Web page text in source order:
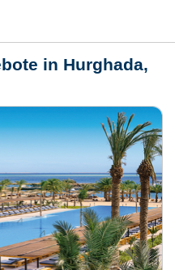
in Hurghada,